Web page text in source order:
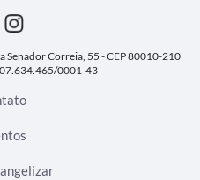
Senador Correia, 55 - CEP 80010-210
07.634.465/0001-43